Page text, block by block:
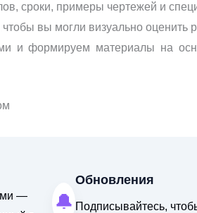
сроки, примеры чертежей и
вы могли визуально оценить
и формируем материалы на
—
🔔
Обновления
Подписывайтесь,